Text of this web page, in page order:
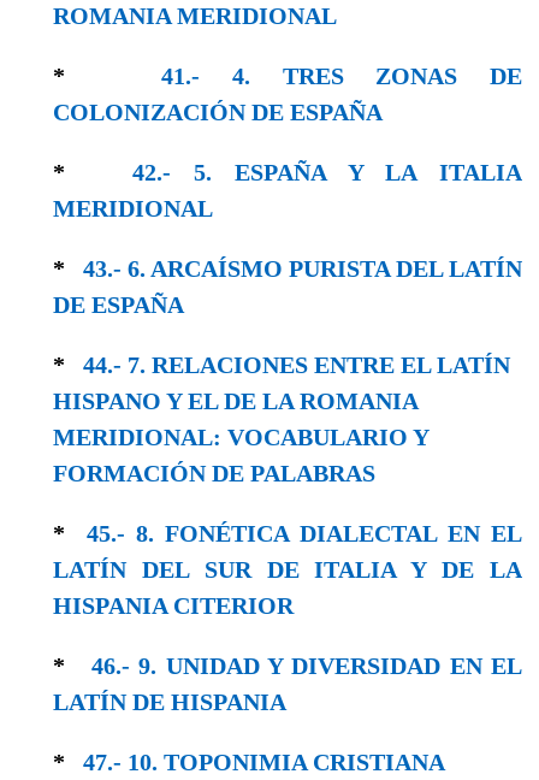
ROMANIA MERIDIONAL
*41.- 4. TRES ZONAS DE
COLONIZACIÓN DE ESPAÑA
*42.- 5. ESPAÑA Y LA ITALIA
MERIDIONAL
* 43.- 6. ARCAÍSMO PURISTA DEL LATÍN
DE ESPAÑA
* 44.- 7. RELACIONES ENTRE EL LATÍN
HISPA­NO Y EL DE LA ROMANIA
MERIDIONAL: VOCABULARIO Y
FORMACIÓN DE PALABRAS
* 45.- 8. FONÉTICA DIALECTAL EN EL
LATÍN DEL SUR DE ITALIA Y DE LA
HISPANIA CITERIOR
* 46.- 9. UNIDAD Y DIVERSIDAD EN EL
LA­TÍN DE HISPANIA
* 47.- 10. TOPONIMIA CRISTIANA